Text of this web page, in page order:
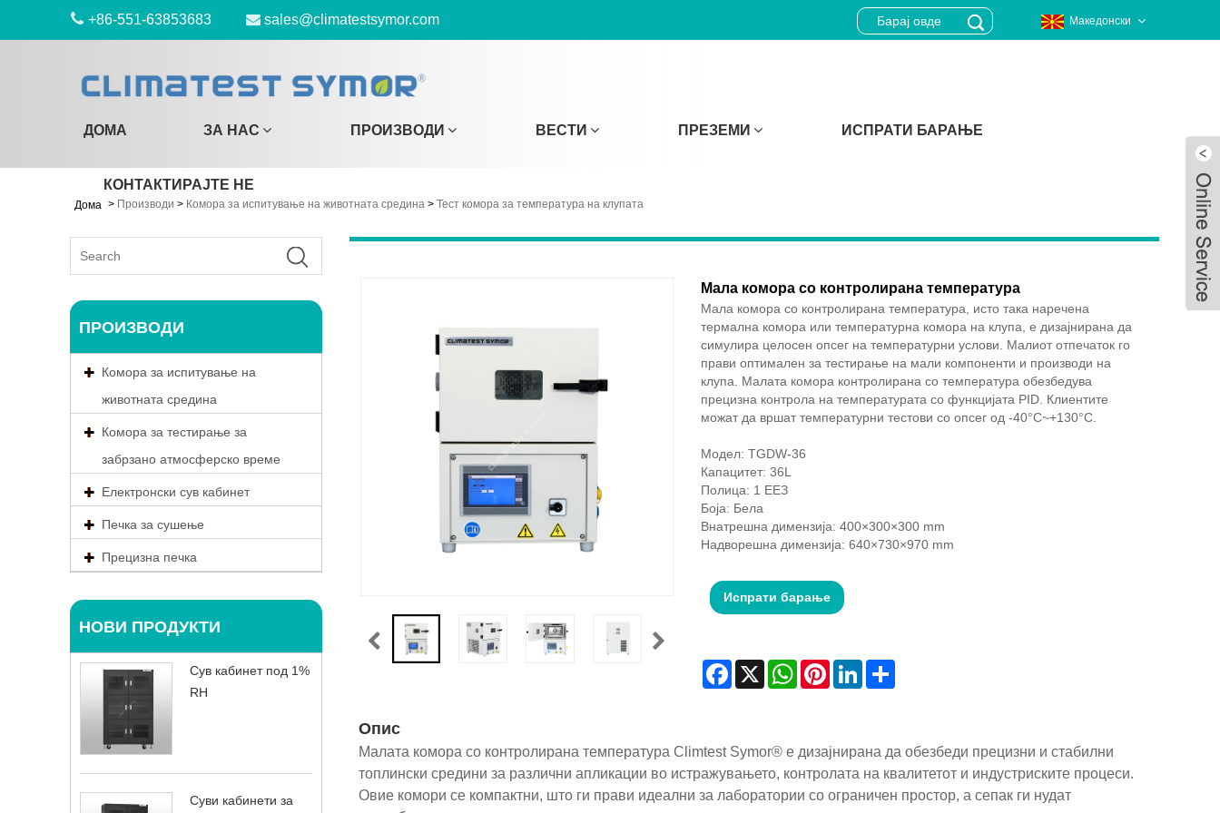
+86-551-63853683 sales@climatestsymor.com Македонски
ДОМА ЗА НАС ПРОИЗВОДИ ВЕСТИ ПРЕЗЕМИ ИСПРАТИ БАРАЊЕ
КОНТАКТИРАЈТЕ НЕ
Дома > Производи > Комора за испитување на животната средина > Тест комора за температура на клупата
ПРОИЗВОДИ
Комора за испитување на
животната средина
Комора за тестирање за
забрзано атмосферско време
Електронски сув кабинет
Печка за сушење
Прецизна печка
НОВИ ПРОДУКТИ
Сув кабинет под 1%
RH
Суви кабинети за
Мала комора со контролирана температура
Мала комора со контролирана температура, исто така наречена
термална комора или температурна комора на клупа, е дизајнирана да
симулира целосен опсег на температурни услови. Малиот отпечаток го
прави оптимален за тестирање на мали компоненти и производи на
клупа. Малата комора контролирана со температура обезбедува
прецизна контрола на температурата со функцијата PID. Клиентите
можат да вршат температурни тестови со опсег од -40°C~+130°C.
Модел: TGDW-36
Капацитет: 36L
Полица: 1 ЕЕЗ
Боја: Бела
Внатрешна димензија: 400×300×300 mm
Надворешна димензија: 640×730×970 mm
Испрати барање
Facebook
X WhatsAppPinterestLinkedInShare
Опис
Малата комора со контролирана температура Climtest Symor® е дизајнирана да обезбеди прецизни и стабилни
топлински средини за различни апликации во истражувањето, контролата на квалитетот и индустриските процеси.
Овие комори се компактни, што ги прави идеални за лаборатории со ограничен простор, а сепак ги нудат